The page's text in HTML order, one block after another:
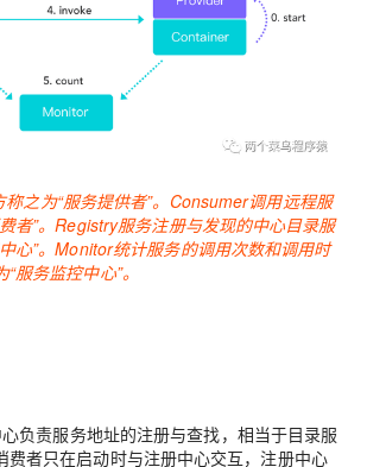
之为“服务提供者”。 Consumer调用远程服
者”。Registry服务注册与发现的中心目录服
心”。Monitor统计服务的调用次数和调用时
服务监控中心”。
负责服务地址的注册与查找，相当于目录服
费者只在启动时与注册中心交互，注册中心